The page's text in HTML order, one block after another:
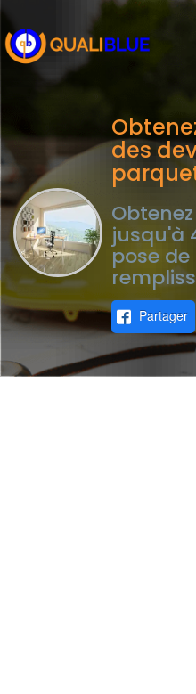
des
jusqu'à
pose
Partager